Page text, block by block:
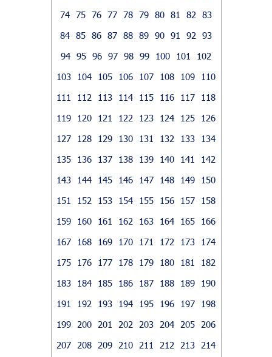
74 75 76 77 78 79 80 81 82
83
84 85 86 87 88 89 90 91 92
93
94 95 96 97 98 99 100 101
102
103
104 105 106 107 108 109
110
111
112 113 114 115 116 117
118
119
120 121 122 123 124 125
126
127
128 129 130 131 132 133
134
135
136 137 138 139 140 141
142
143
144 145 146 147 148 149
150
151
152 153 154 155 156 157
158
159
160 161 162 163 164 165
166
167
168 169 170 171 172 173
174
175
176 177 178 179 180 181
182
183
184 185 186 187 188 189
190
191
192 193 194 195 196 197
198
199
200 201 202 203 204 205
206
207
208 209 210 211 212 213
214